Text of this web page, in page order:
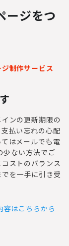
ージをつ
制作サービス
ンの更新期限の
払い忘れの心配
はメールでも電
少ない方法でご
ストのバランス
を一手に引き受
はこちらから